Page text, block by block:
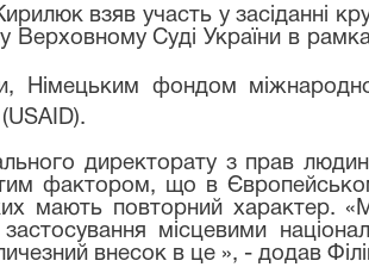
взяв участь у засіданні
Верховному Суді України в
Німецьким фондом
директорату з прав
фактором, що в
мають повторний характер.
місцевими
внесок в це », - додав